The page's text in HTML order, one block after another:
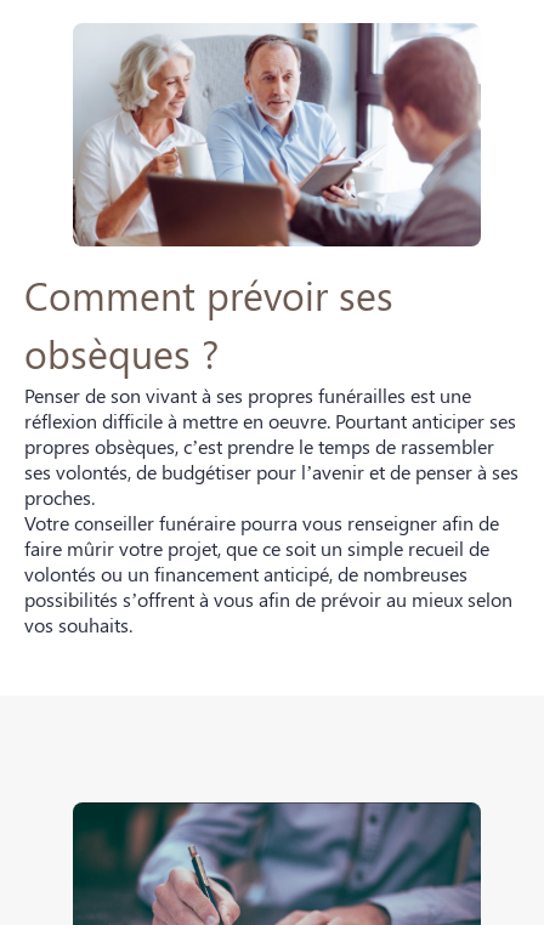
Comment prévoir ses
obsèques ?
Penser de son vivant à ses propres funérailles est une
réflexion difficile à mettre en oeuvre. Pourtant anticiper ses
propres obsèques, c’est prendre le temps de rassembler
ses volontés, de budgétiser pour l’avenir et de penser à ses
proches.
Votre conseiller funéraire pourra vous renseigner afin de
faire mûrir votre projet, que ce soit un simple recueil de
volontés ou un financement anticipé, de nombreuses
possibilités s’offrent à vous afin de prévoir au mieux selon
vos souhaits.